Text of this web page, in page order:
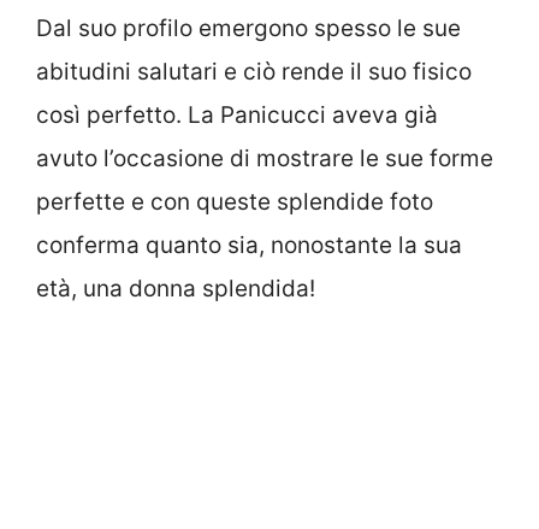
Dal suo profilo emergono spesso le sue
abitudini salutari e ciò rende il suo fisico
così perfetto. La Panicucci aveva già
avuto l’occasione di mostrare le sue forme
perfette e con queste splendide foto
conferma quanto sia, nonostante la sua
età, una donna splendida!